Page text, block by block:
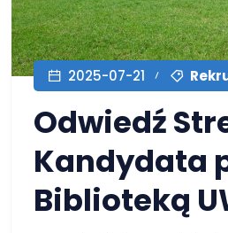
2025-07-21
Odwiedź
Kandydata
Biblioteką